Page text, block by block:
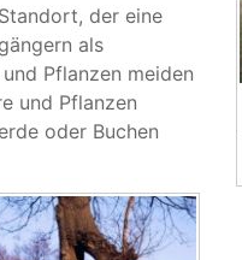
der eine
als
Pflanzen meiden
und Pflanzen
oder Buchen